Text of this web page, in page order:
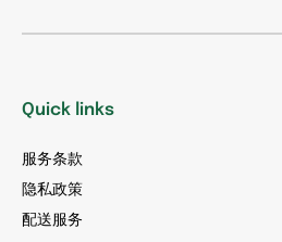
Quick links
服务条款
隐私政策
配送服务